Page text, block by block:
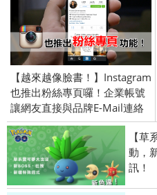
【越來越像臉書！】Instagram
也推出粉絲專頁囉！企業帳號
讓網友直接與品牌E-Mail連絡
【
動，
訊！